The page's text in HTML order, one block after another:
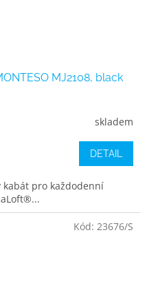
MJ2108, black
skladem
DETAIL
pro každodenní
Kód: 23676/S